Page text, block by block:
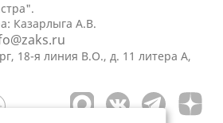
Казарлыга А.В.
18-я линия В.О., д. 11 литера А,